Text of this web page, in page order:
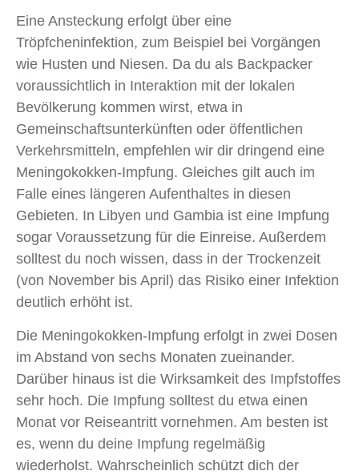
Eine Ansteckung erfolgt über eine
Tröpfcheninfektion, zum Beispiel bei Vorgängen
wie Husten und Niesen. Da du als Backpacker
voraussichtlich in Interaktion mit der lokalen
Bevölkerung kommen wirst, etwa in
Gemeinschaftsunterkünften oder öffentlichen
Verkehrsmitteln, empfehlen wir dir dringend eine
Meningokokken-Impfung. Gleiches gilt auch im
Falle eines längeren Aufenthaltes in diesen
Gebieten. In Libyen und Gambia ist eine Impfung
sogar Voraussetzung für die Einreise. Außerdem
solltest du noch wissen, dass in der Trockenzeit
(von November bis April) das Risiko einer Infektion
deutlich erhöht ist.
Die Meningokokken-Impfung erfolgt in zwei Dosen
im Abstand von sechs Monaten zueinander.
Darüber hinaus ist die Wirksamkeit des Impfstoffes
sehr hoch. Die Impfung solltest du etwa einen
Monat vor Reiseantritt vornehmen. Am besten ist
es, wenn du deine Impfung regelmäßig
wiederholst. Wahrscheinlich schützt dich der